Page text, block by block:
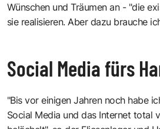
Wünschen und Träumen an - "die
sie realisieren. Aber dazu brauche
Social Media fürs
"Bis vor einigen Jahren noch habe
Social Media und das Internet total